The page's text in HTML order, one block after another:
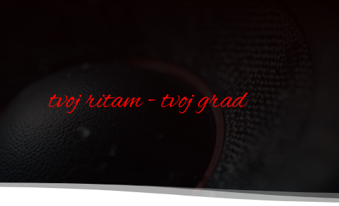
tvoj ritam - tvoj grad